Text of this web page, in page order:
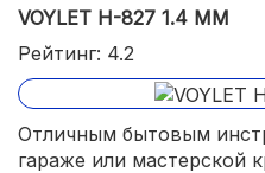
VOYLET H-827 1.4 ММ
Рейтинг: 4.2
Отличным бытовым
гараже или мастерской